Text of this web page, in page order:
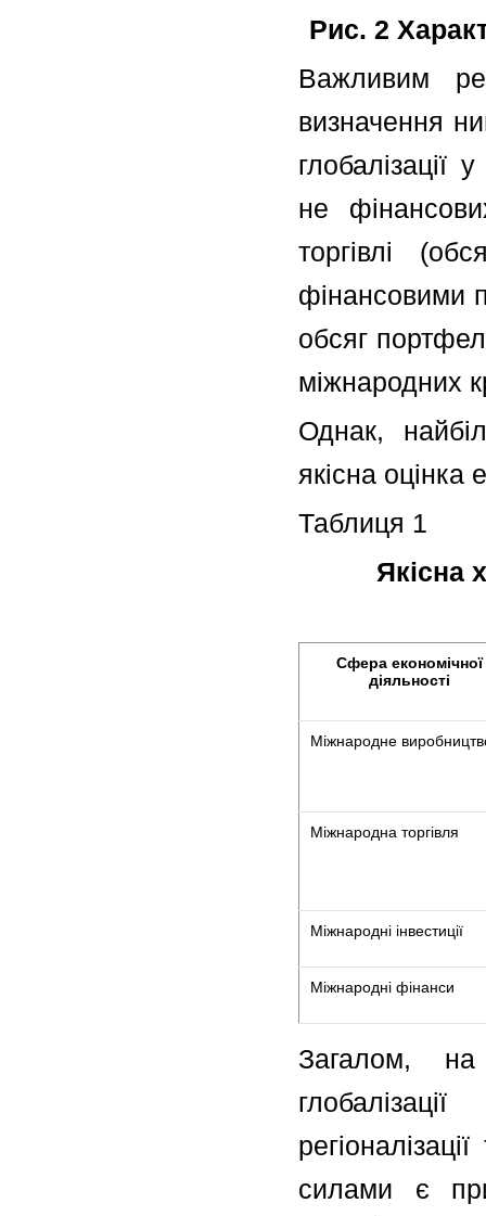
Рис. 2
Важливим
визначення
глобалізації
не
торгівлі
фінансовими
обсяг
міжнародних
Однак,
якісна оцінка
Таблиця 1
Якісна
Сфера економічної
діяльності
Міжнародне
Міжнародна торгівля
Міжнародні інвестиції
Міжнародні фінанси
Загалом, на
силами є